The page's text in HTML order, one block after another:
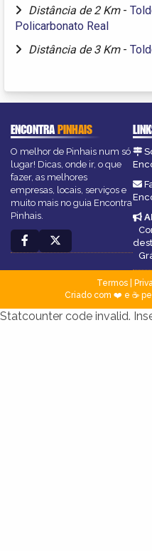
Distância de 2 Km -
Policarbonato Real
Distância de 3 Km -
ENCONTRAPINHAIS
O melhor de Pinhais num só
lugar! Dicas, onde ir, o que
fazer, as melhores
empresas, locais, serviços e
muito mais no guia Encontra
Pinhais.
Termos|
Criado com ❤️ e ☕
Statcounter code invalid.